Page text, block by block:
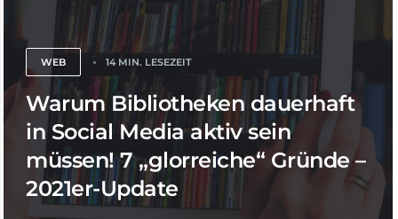
WEB 14 MIN. LESEZEIT
Warum Bibliotheken dauerhaft
in Social Media aktiv sein
müssen! 7 „glorreiche“ Gründe –
2021er-Update